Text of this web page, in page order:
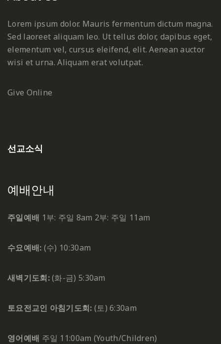
Lorem ipsum dolor. Mauris fermentum dictum magna.
Sed laoreet aliquam leo. Ut tellus dolor, dapibus eget,
elementum vel, cursus eleifend, elit. Aenean auctor
wisi et urna. Aliquam erat volutpat.
Give Online
선교소식
예배안내
주일예배 1부: 주일 8am 2부: 주일 11am
수요예배: (수) 10:30am
새벽기도회:(화-금) 5:30am
토요전교인 아침기도회: (토) 6:30am
영어예배 주일 11:00am (Youth/Children)